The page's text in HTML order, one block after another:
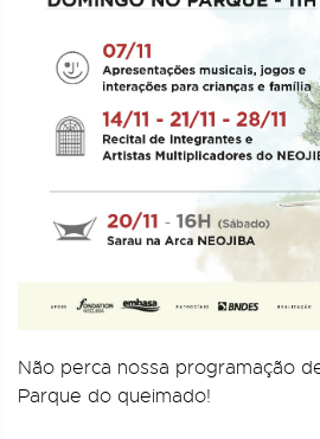
Não perca nossa programação
Parque do queimado!